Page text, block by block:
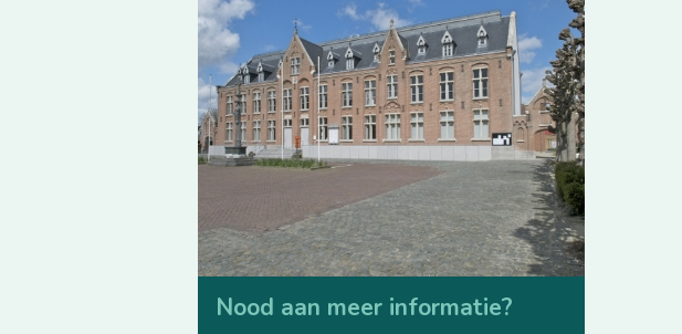
Nood aan meer informatie?